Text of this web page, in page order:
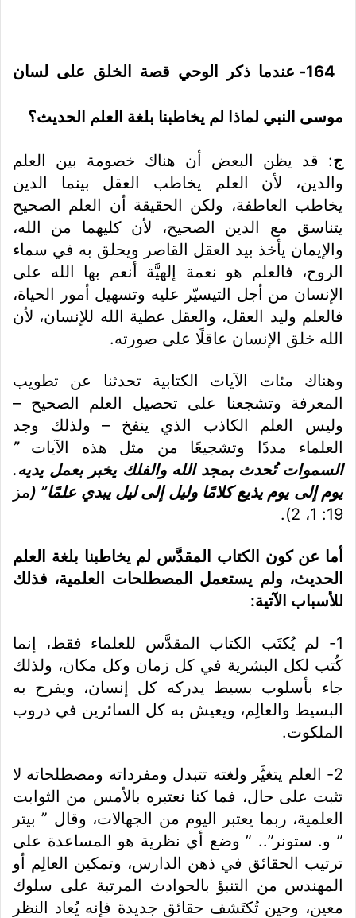
164- عندما ذكر الوحي قصة الخلق على لسان
موسى النبي لماذا لم يخاطبنا بلغة العلم الحديث؟
ج: قد يظن البعض أن هناك خصومة بين العلم
والدين، لأن العلم يخاطب العقل بينما الدين
يخاطب العاطفة، ولكن الحقيقة أن العلم الصحيح
يتناسق مع الدين الصحيح، لأن كليهما من الله،
والإيمان يأخذ بيد العقل القاصر ويحلق به في سماء
الروح، فالعلم هو نعمة إلهيَّة أنعم بها الله على
الإنسان من أجل التيسيّر عليه وتسهيل أمور الحياة،
فالعلم وليد العقل، والعقل عطية الله للإنسان، لأن
الله خلق الإنسان عاقلًا على صورته.
وهناك مئات الآيات الكتابية تحدثنا عن تطويب
المعرفة وتشجعنا على تحصيل العلم الصحيح –
وليس العلم الكاذب الذي ينفخ – ولذلك وجد
العلماء مددًا وتشجيعًا من مثل هذه الآيات”
السموات تُحدث بمجد الله والفلك يخبر بعمل يديه.
يوم إلى يوم يذيع كلامًا وليل إلى ليل يبدي علمًا” (مز
19: 1، 2).
أما عن كون الكتاب المقدَّس لم يخاطبنا بلغة العلم
الحديث، ولم يستعمل المصطلحات العلمية، فذلك
للأسباب الآتية:
1- لم يُكتَب الكتاب المقدَّس للعلماء فقط، إنما
كُتب لكل البشرية في كل زمان وكل مكان، ولذلك
جاء بأسلوب بسيط يدركه كل إنسان، ويفرح به
البسيط والعالِم، ويعيش به كل السائرين في دروب
الملكوت.
2- العلم يتغيَّر ولغته تتبدل ومفرداته ومصطلحاته لا
تثبت على حال، فما كنا نعتبره بالأمس من الثوابت
العلمية، ربما يعتبر اليوم من الجهالات، وقال ” بيتر
” و. ستونر”.. ” وضع أي نظرية هو المساعدة على
ترتيب الحقائق في ذهن الدارس، وتمكين العالِم أو
المهندس من التنبؤ بالحوادث المرتبة على سلوك
معين، وحين تُكتَشف حقائق جديدة فإنه يُعاد النظر